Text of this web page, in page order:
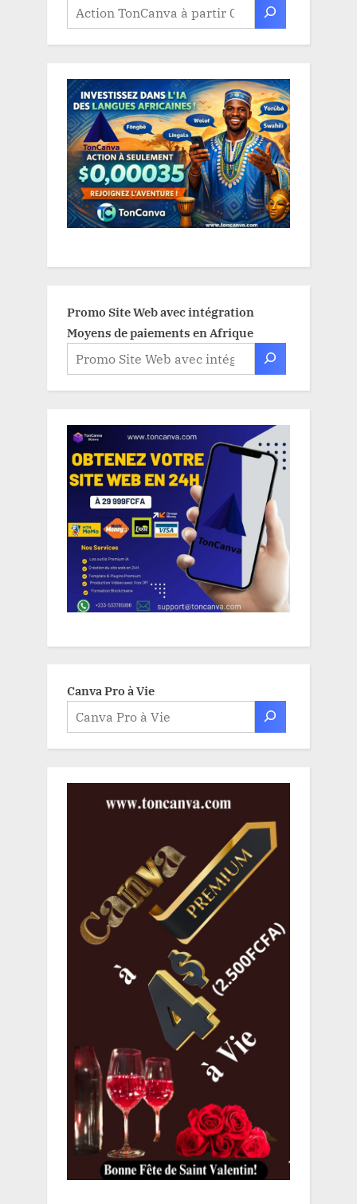
Promo Site Web avec intégration
Moyens de paiements en Afrique
Canva Pro à Vie